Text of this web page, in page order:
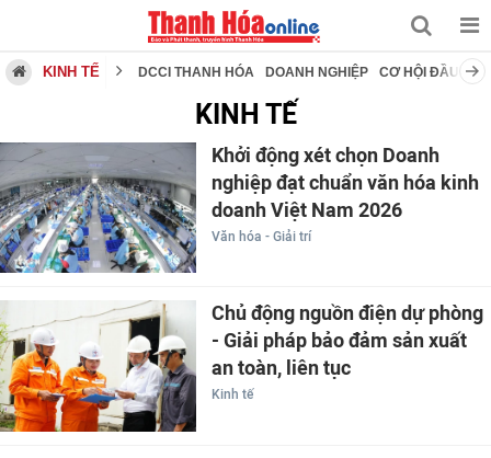
KINH TẾ DCCI THANH HÓA DOANH NGHIỆP CƠ HỘI ĐẦU TƯ
KINH TẾ
Khởi động xét chọn Doanh
nghiệp đạt chuẩn văn hóa kinh
doanh Việt Nam 2026
Văn hóa - Giải trí
Chủ động nguồn điện dự phòng
- Giải pháp bảo đảm sản xuất
an toàn, liên tục
Kinh tế